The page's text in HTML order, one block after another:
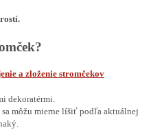
a zloženie stromčekov
dekoratérmi.
môžu mierne líšiť podľa aktuálnej